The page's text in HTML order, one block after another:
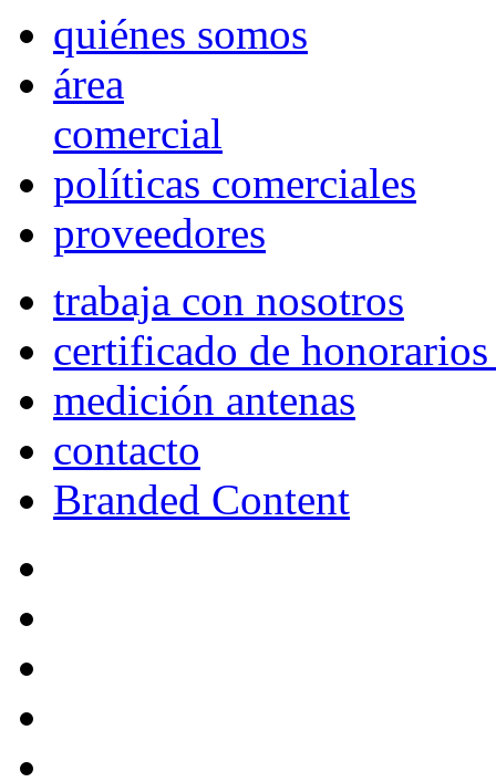
quiénes somos
área
comercial
políticas comerciales
proveedores
trabaja con nosotros
certificado de
medición antenas
contacto
Branded Content